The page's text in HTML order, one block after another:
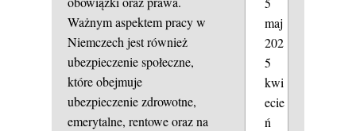
Ważnym aspektem pracy w
Niemczech jest również
ubezpieczenie społeczne,
które obejmuje
ubezpieczenie zdrowotne,
emerytalne, rentowe oraz na
maj
202
5
kwi
ecie
ń